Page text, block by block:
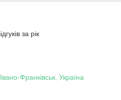
за рік
Франківськ, Україна